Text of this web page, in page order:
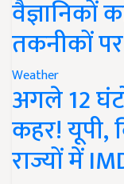
वैज्ञानिकों
तकनीकों
Weather
अगले 12
कहर! यूपी,
राज्यों में